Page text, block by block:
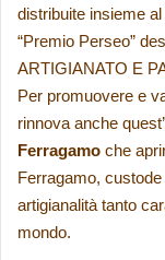
distribuite insieme
“Premio Perseo”
ARTIGIANATO E
Per promuovere e
rinnova anche
Ferragamo che
Ferragamo, custode
artigianalità tanto
mondo.